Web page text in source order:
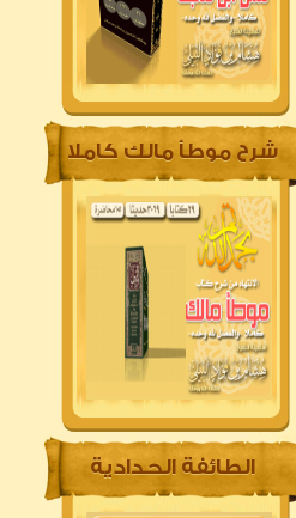
شرح موطأ مالك كاملا
الطائفة الحدادية